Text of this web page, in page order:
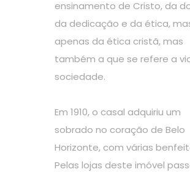
ensinamento de Cristo, da
da dedicação e da ética,
apenas da ética cristã, mas
também a que se refere a
sociedade.
Em 1910, o casal adquiriu um
sobrado no coração de Belo
Horizonte, com várias
Pelas lojas deste imóvel